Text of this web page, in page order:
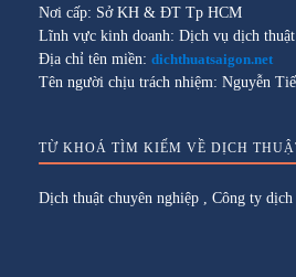
Nơi cấp: Sở KH & ĐT Tp HCM
Lĩnh vực kinh doanh: Dịch vụ dịch
Địa chỉ tên miền: dichthuatsaigon.net
Tên người chịu trách nhiệm: Nguyễn
TỪ KHOÁ TÌM KIẾM VỀ DỊCH
Dịch thuật chuyên nghiệp , Công ty dịch